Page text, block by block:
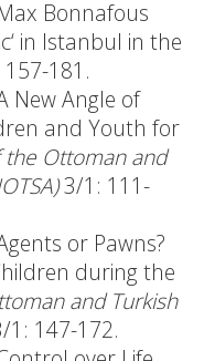
Bonnafous
in Istanbul in the
181.
New Angle of
and Youth for
the Ottoman and
3/1: 111-
or Pawns?
during the
andTurkish
1: 147-172.